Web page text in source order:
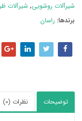
شیرآلات روشویی, شیرآلات
برندها: راسان
توضیحات نظرات (0)